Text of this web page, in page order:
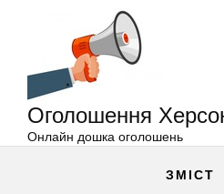
Оголошення
Онлайн дошка оголошень
ЗМІСТ